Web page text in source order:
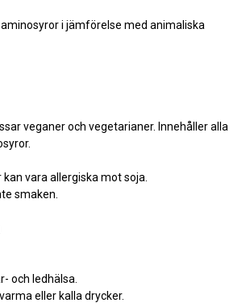
aminosyror i jämförelse med animaliska
veganer och vegetarianer. Innehåller alla
vara allergiska mot soja.
smaken.
och ledhälsa.
eller kalla drycker.